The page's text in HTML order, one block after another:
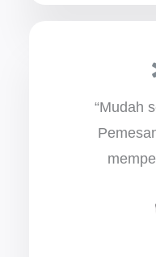
“Mudah